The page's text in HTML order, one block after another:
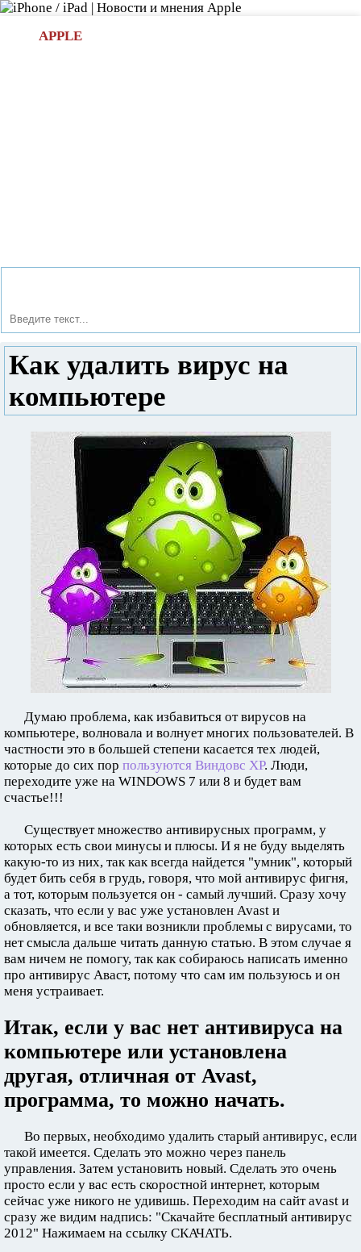
APPLE
Как удалить вирус на
компьютере
Думаю проблема, как избавиться от вирусов на
компьютере, волновала и волнует многих пользователей. В
частности это в большей степени касается тех людей,
которые до сих пор пользуются Виндовс XP. Люди,
переходите уже на WINDOWS 7 или 8 и будет вам
счастье!!!
Существует множество антивирусных программ, у
которых есть свои минусы и плюсы. И я не буду выделять
какую-то из них, так как всегда найдется "умник", который
будет бить себя в грудь, говоря, что мой антивирус фигня,
а тот, которым пользуется он - самый лучший. Сразу хочу
сказать, что если у вас уже установлен Avast и
обновляется, и все таки возникли проблемы с вирусами, то
нет смысла дальше читать данную статью. В этом случае я
вам ничем не помогу, так как собираюсь написать именно
про антивирус Аваст, потому что сам им пользуюсь и он
меня устраивает.
Итак, если у вас нет антивируса на
компьютере или установлена
другая, отличная от Avast,
программа, то можно начать.
Во первых, необходимо удалить старый антивирус, если
такой имеется. Сделать это можно через панель
управления. Затем установить новый. Сделать это очень
просто если у вас есть скоростной интернет, которым
сейчас уже никого не удивишь. Переходим на сайт avast и
сразу же видим надпись: "Скачайте бесплатный антивирус
2012" Нажимаем на ссылку СКАЧАТЬ.